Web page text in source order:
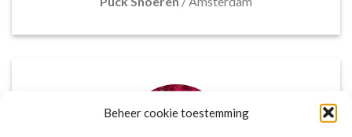
Beheer cookie toestemming